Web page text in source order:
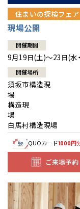
住まいの探検フェア
現場公開
開催期間
9月19日(土)～23日(水
開催場所
須坂市構造現
場 上
構造現
白馬村構
QUOカード1000円
ご来場予約